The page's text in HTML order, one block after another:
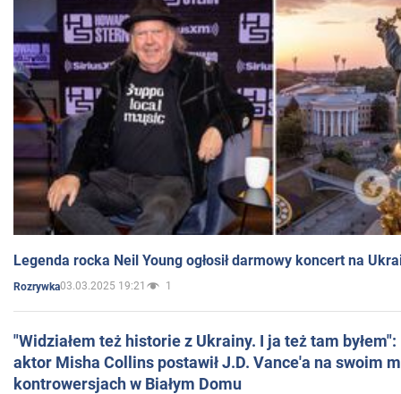
Legenda rocka Neil Young ogłosił darmowy koncert na
Rozrywka03.03.2025 19:21 1
"Widziałem też historie z Ukrainy. I ja też tam
aktor Misha Collins postawił J.D. Vance'a na swoim
kontrowersjach w Białym Domu